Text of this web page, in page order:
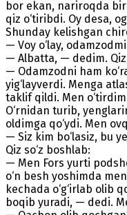
bor ekan, nariroqda
qiz o‘tiribdi. Oy desa,
Shunday kelishgan
— Voy o‘lay,
— Albatta, — dedim.
— Odamzodni ham
yig‘layverdi. Menga
taklif qildi. Men
O‘rnidan turib,
oldimga qo‘ydi. Men
— Siz kim bo‘lasiz, bu
Qiz so‘z boshlab:
— Men Fors yurti
o‘n besh yoshimda
kechada o‘g‘irlab olib
boqib yuradi, — dedi.